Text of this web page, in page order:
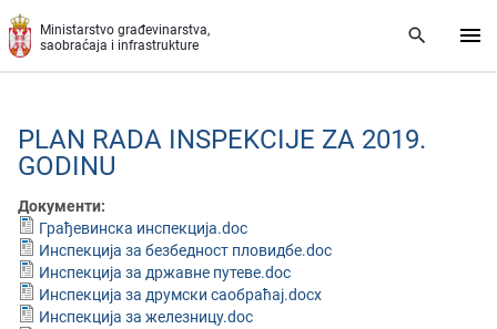
Preskoči na glavni deo sadržaja
Ministarstvo građevinarstva,
saobraćaja i infrastrukture
PLAN RADA INSPEKCIJE ZA 2019.
GODINU
Документи:
Грађевинска инспекција.doc
Инспекција за безбедност пловидбе.doc
Инспекција за државне путеве.doc
Инспекција за друмски саобраћај.docx
Инспекција за железницу.doc